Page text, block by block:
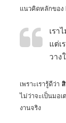
แนวคิดหลักของ
เรา
แต่เ
วาง
เพราะเรารู้ดีว่า
ไม่ว่าจะเป็นมอ
งานจริง